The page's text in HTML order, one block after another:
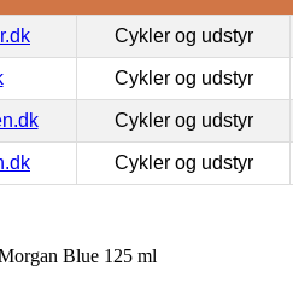
Cykler og udstyr
Cykler og udstyr
Cykler og udstyr
Cykler og udstyr
Blue 125 ml